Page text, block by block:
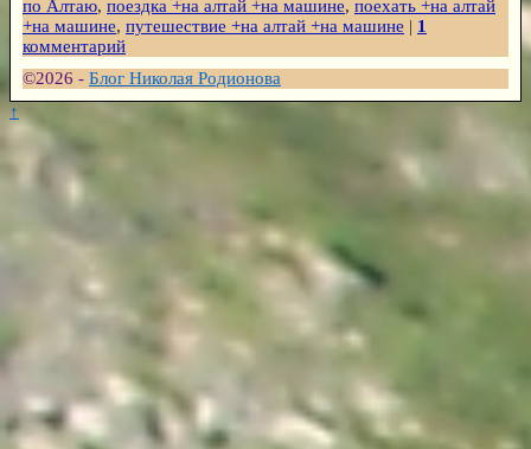
по Алтаю, поездка +на алтай +на машине, поехать +на алтай
+на машине, путешествие +на алтай +на машине | 1
комментарий
©2026 - Блог Николая Родионова
↑